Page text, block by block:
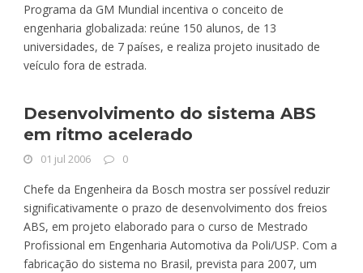
Programa da GM Mundial incentiva o conceito de
engenharia globalizada: reúne 150 alunos, de 13
universidades, de 7 países, e realiza projeto inusitado de
veículo fora de estrada.
Desenvolvimento do sistema ABS
em ritmo acelerado
01 jul 2006 0
Chefe da Engenheira da Bosch mostra ser possível reduzir
significativamente o prazo de desenvolvimento dos freios
ABS, em projeto elaborado para o curso de Mestrado
Profissional em Engenharia Automotiva da Poli/USP. Com a
fabricação do sistema no Brasil, prevista para 2007, um